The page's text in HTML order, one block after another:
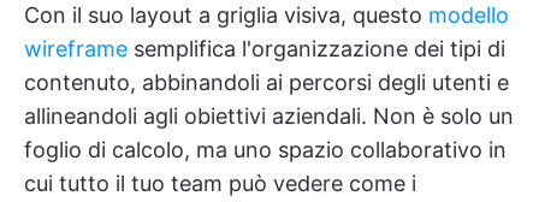
Con il suo layout a griglia visiva, questo modello
wireframe semplifica l'organizzazione dei tipi di
contenuto, abbinandoli ai percorsi degli utenti e
allineandoli agli obiettivi aziendali. Non è solo un
foglio di calcolo, ma uno spazio collaborativo in
cui tutto il tuo team può vedere come i